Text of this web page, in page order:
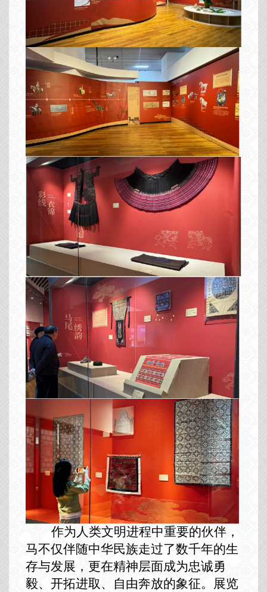
作为人类文明进程中重要的伙伴，
马不仅伴随中华民族走过了数千年的生
存与发展，更在精神层面成为忠诚勇
毅、开拓进取、自由奔放的象征。展览